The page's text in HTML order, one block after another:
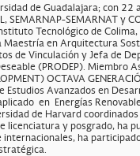
de Guadalajara; con
SEMARNAP-SEMARNAT
Tecnológico de
en Arquitectura
de Vinculación y Jefa de
(PRODEP). Miembro
OCTAVA
Estudios Avanzados en
en Energías
de Harvard
y posgrado, ha
ha